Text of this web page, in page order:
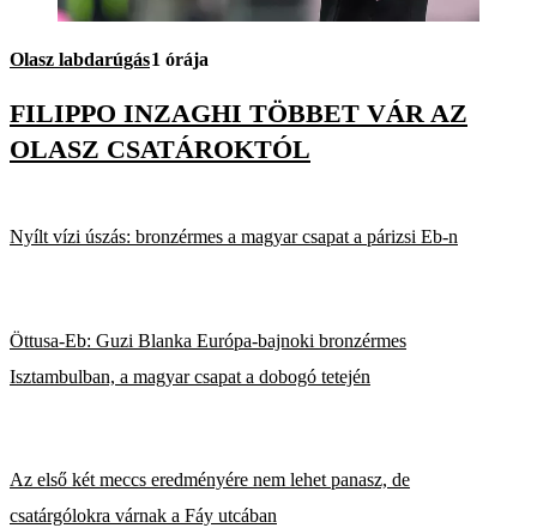
Olasz labdarúgás1 órája
FILIPPO INZAGHI TÖBBET VÁR AZ
OLASZ CSATÁROKTÓL
Nyílt vízi úszás: bronzérmes a magyar csapat a párizsi Eb-n
Öttusa-Eb: Guzi Blanka Európa-bajnoki bronzérmes
Isztambulban, a magyar csapat a dobogó tetején
Az első két meccs eredményére nem lehet panasz, de
csatárgólokra várnak a Fáy utcában